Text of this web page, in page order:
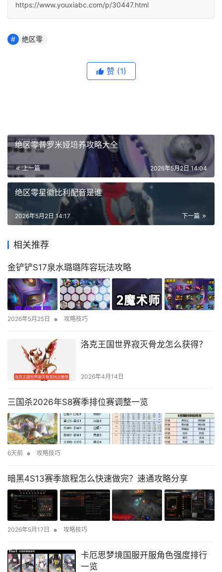
https://www.youxiabc.com/p/30447.html
绝区零
赞 (1)
绝区零普罗米娅培养攻略大全
上一篇 2026年5月2日 14:04
绝区零星徽比利配音是谁
下一篇
2026年5月2日 14:17
相关推荐
金铲铲S17泉水璐璐阵容玩法攻略
2026年5月25日 • 攻略技巧
洛克王国世界寂灭骨龙怎么获得？
2026年4月14日
三国杀2026年S8赛季排位赛调整一览
6天前 • 攻略技巧
暗黑4S13赛季旅程怎么快速做完？速通攻略分享
2026年5月17日 • 攻略技巧
卡厄思梦境国服开服角色强度排行
一览